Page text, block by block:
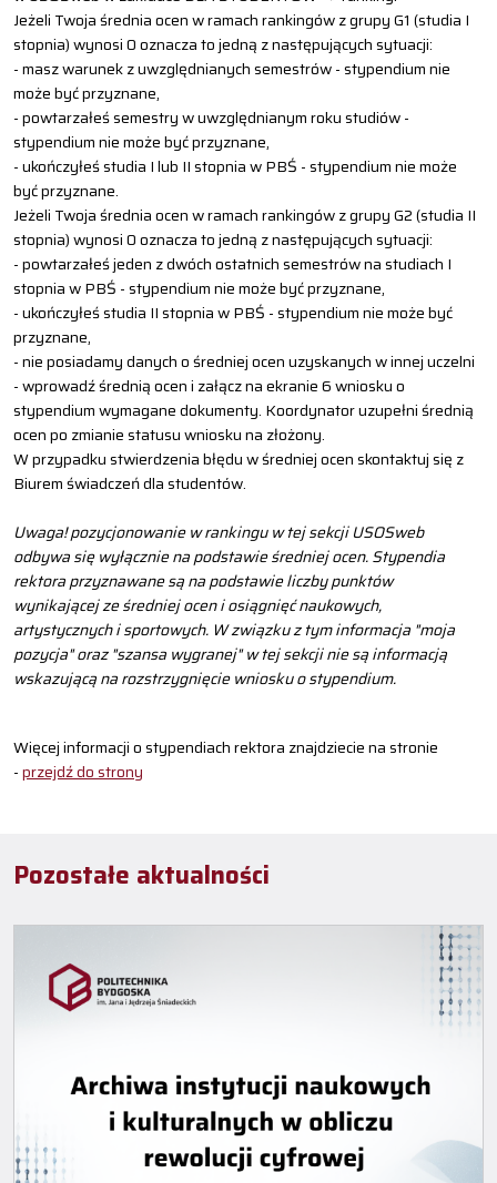
Jeżeli Twoja średnia ocen w ramach rankingów z grupy G1 (studia I
stopnia) wynosi 0 oznacza to jedną z następujących sytuacji:
- masz warunek z uwzględnianych semestrów - stypendium nie
może być przyznane,
- powtarzałeś semestry w uwzględnianym roku studiów -
stypendium nie może być przyznane,
- ukończyłeś studia I lub II stopnia w PBŚ - stypendium nie może
być przyznane.
Jeżeli Twoja średnia ocen w ramach rankingów z grupy G2 (studia II
stopnia) wynosi 0 oznacza to jedną z następujących sytuacji:
- powtarzałeś jeden z dwóch ostatnich semestrów na studiach I
stopnia w PBŚ - stypendium nie może być przyznane,
- ukończyłeś studia II stopnia w PBŚ - stypendium nie może być
przyznane,
- nie posiadamy danych o średniej ocen uzyskanych w innej uczelni
- wprowadź średnią ocen i załącz na ekranie 6 wniosku o
stypendium wymagane dokumenty. Koordynator uzupełni średnią
ocen po zmianie statusu wniosku na złożony.
W przypadku stwierdzenia błędu w średniej ocen skontaktuj się z
Biurem świadczeń dla studentów.
Uwaga! pozycjonowanie w rankingu w tej sekcji USOSweb
odbywa się wyłącznie na podstawie średniej ocen. Stypendia
rektora przyznawane są na podstawie liczby punktów
wynikającej ze średniej ocen i osiągnięć naukowych,
artystycznych i sportowych. W związku z tym informacja "moja
pozycja" oraz "szansa wygranej" w tej sekcji nie są informacją
wskazującą na rozstrzygnięcie wniosku o stypendium.
Więcej informacji o stypendiach rektora znajdziecie na stronie
-przejdź do strony
Pozostałe aktualności